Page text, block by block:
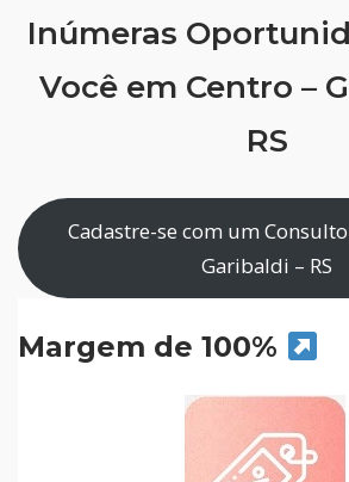
Inúmeras
Você em Centro –
RS
Cadastre-se com um
Garibaldi – RS
Margem de 100%